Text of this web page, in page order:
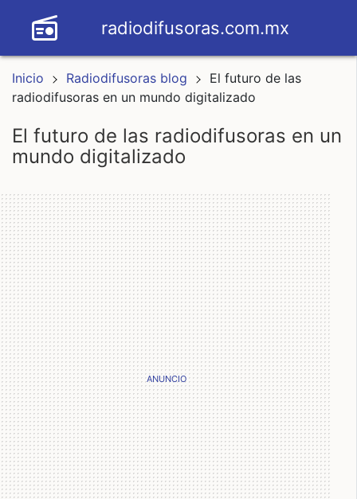
radiodifusoras.com.mx
Inicio Radiodifusoras blog
El futuro de las
radiodifusoras en un mundo digitalizado
el futuro de las radiodifusoras en un
mundo digitalizado